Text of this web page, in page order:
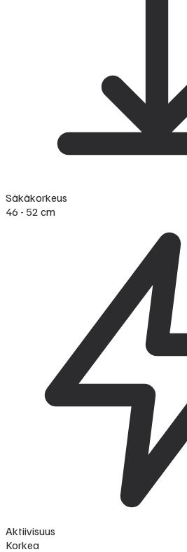
Säkäkorkeus
46 - 52 cm
Aktiivisuus
Korkea